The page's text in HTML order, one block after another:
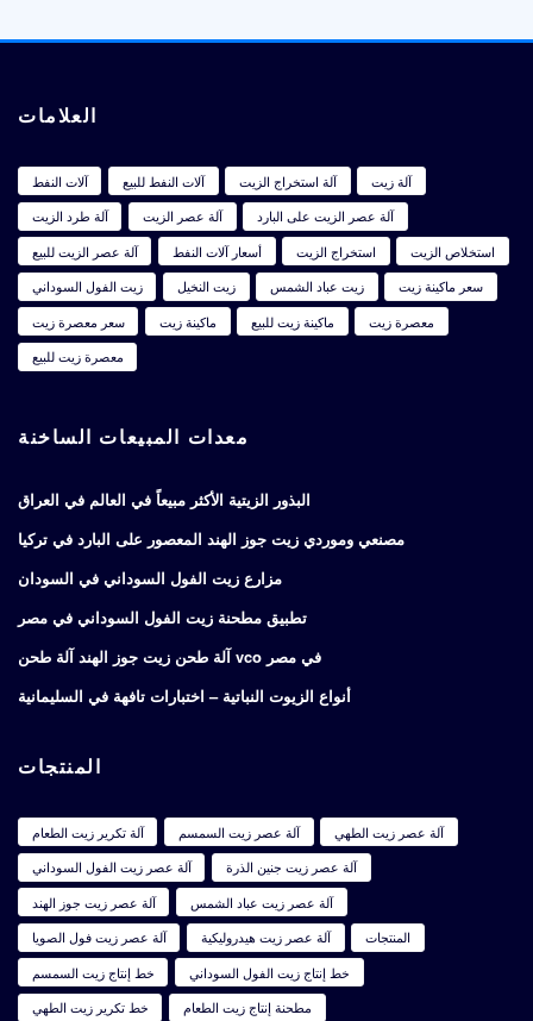
العلامات
آلات النفط آلات النفط للبيع آلة استخراج الزيت
آلة زيت
آلة طرد الزيت
آلة عصر الزيت
آلة عصر الزيت على البارد
آلة عصر الزيت للبيع
أسعار آلات النفط استخراج الزيت
استخلاص الزيت
زيت الفول السوداني
زيت النخيل زيت عباد الشمس
سعر ماكينة زيت
سعر معصرة زيت
ماكينة زيت ماكينة زيت للبيع
معصرة زيت
معصرة زيت للبيع
معدات المبيعات الساخنة
البذور الزيتية الأكثر مبيعاً في العالم في العراق
مصنعي وموردي زيت جوز الهند المعصور على البارد في تركيا
مزارع زيت الفول السوداني في السودان
تطبيق مطحنة زيت الفول السوداني في مصر
آلة طحن زيت جوز الهند آلة طحن vco في مصر
أنواع الزيوت النباتية – اختبارات تافهة في السليمانية
المنتجات
آلة تكرير زيت الطعام آلة عصر زيت السمسم
آلة عصر زيت الطهي
آلة عصر زيت الفول السوداني
آلة عصر زيت جنين الذرة
آلة عصر زيت جوز الهند
آلة عصر زيت عباد الشمس
آلة عصر زيت فول الصويا
آلة عصر زيت هيدروليكية
المنتجات
خط إنتاج زيت السمسم
خط إنتاج زيت الفول السوداني
خط تكرير زيت الطهي
مطحنة إنتاج زيت الطعام